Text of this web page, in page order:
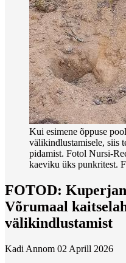
Kui esimene õppuse
välikindlustamisele, siis
pidamist. Fotol Nursi-
kaeviku üks punkritest.
FOTOD:
Võrumaal
välikindlustamist
Kadi Annom 02 Aprill 2026